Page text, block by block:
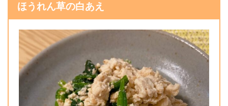
ほうれん草の白あえ